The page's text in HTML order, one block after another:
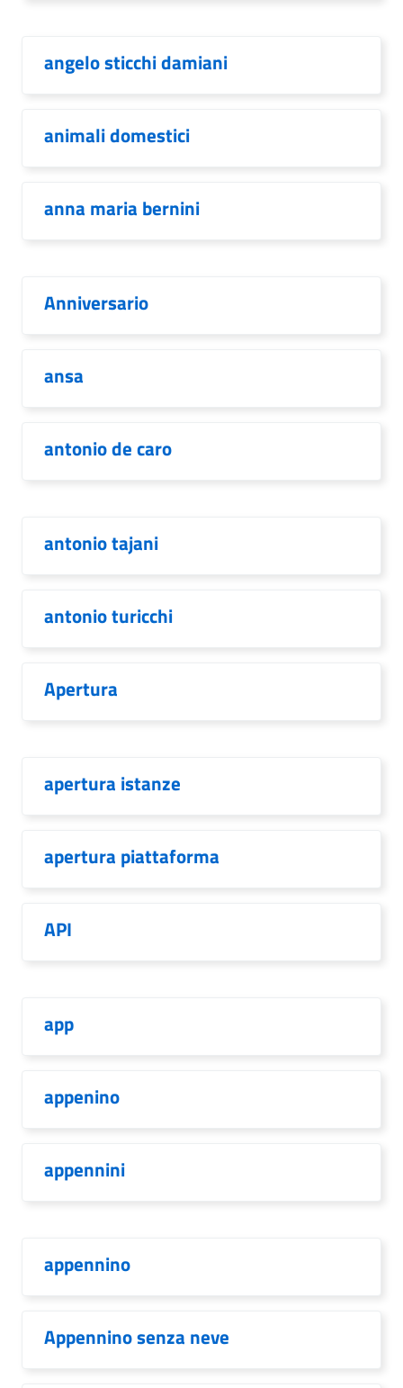
angelo sticchi damiani
animali domestici
anna maria bernini
Anniversario
ansa
antonio de caro
antonio tajani
antonio turicchi
Apertura
apertura istanze
apertura piattaforma
API
app
appenino
appennini
appennino
Appennino senza neve